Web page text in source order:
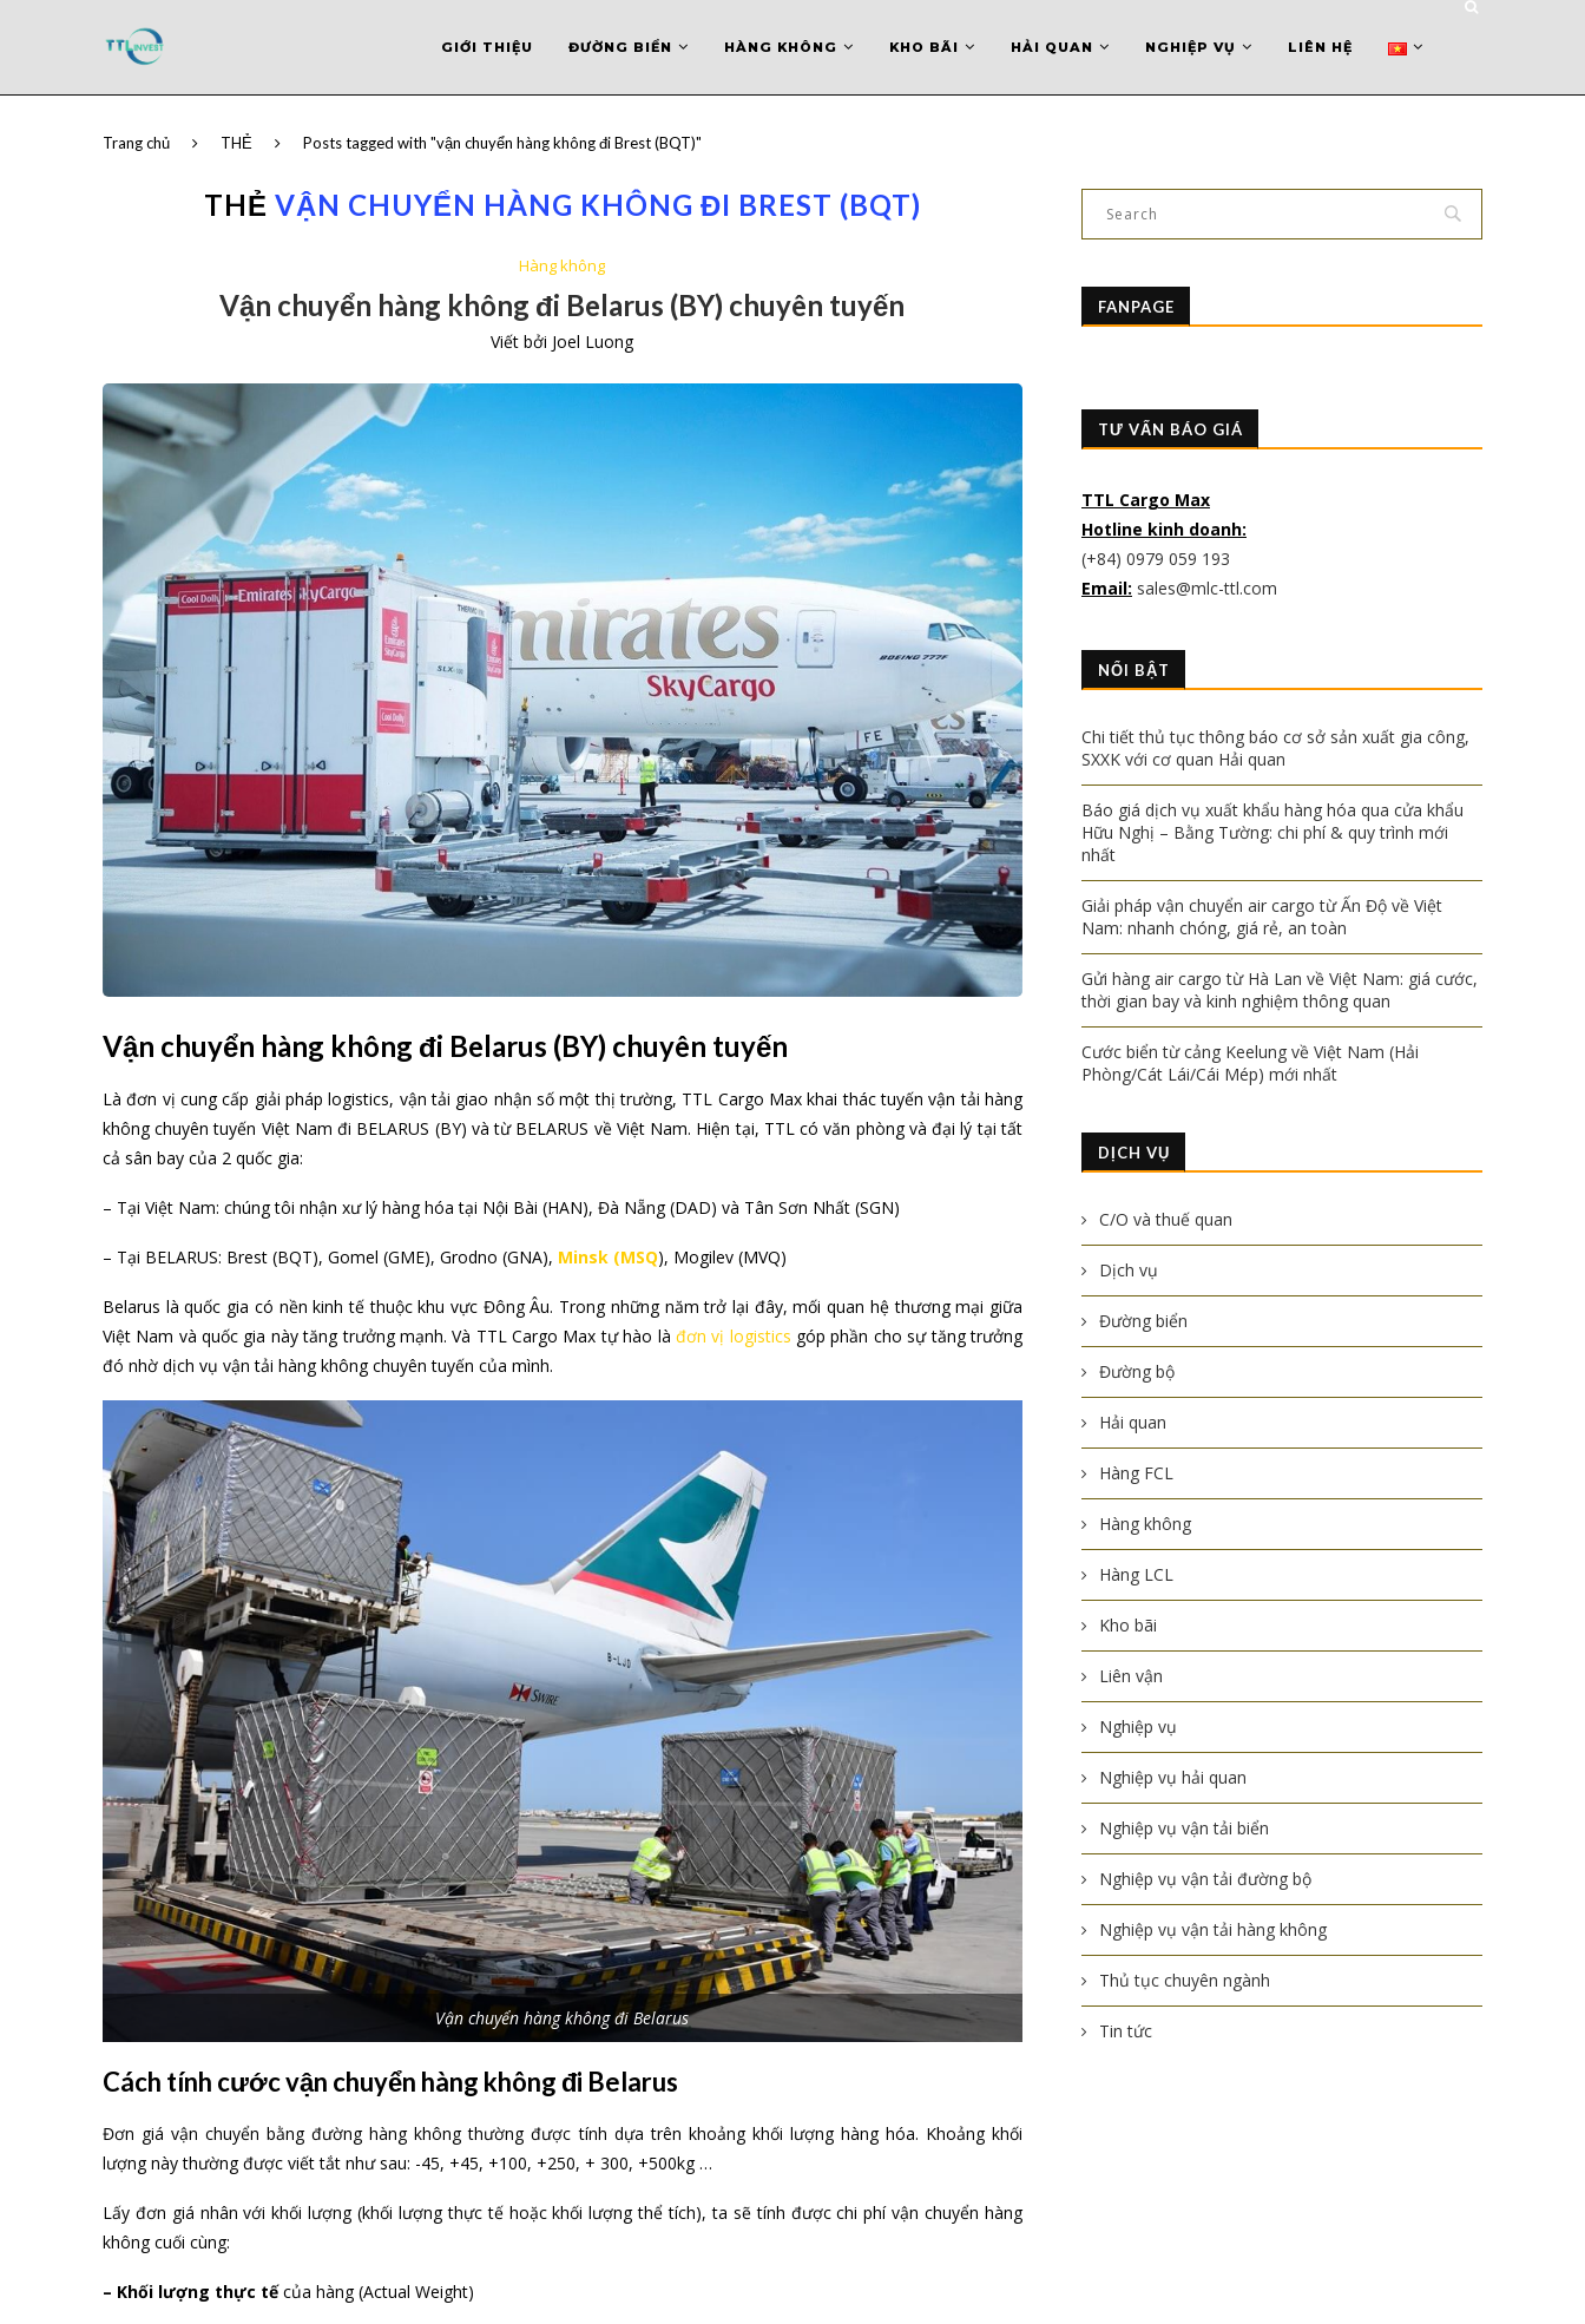
GIỚI THIỆU ĐƯỜNG BIỂN HÀNG KHÔNG KHO BÃI HẢI QUAN NGHIỆP VỤ LIÊN HỆ
Trang chủ THẺ Posts tagged with "vận chuyển hàng không đi Brest (BQT)"
THẺ VẬN CHUYỂN HÀNG KHÔNG ĐI BREST (BQT)
Hàng không
Vận chuyển hàng không đi Belarus (BY) chuyên tuyến
Viết bởi Joel Luong
Vận chuyển hàng không đi Belarus (BY) chuyên tuyến
Là đơn vị cung cấp giải pháp logistics, vận tải giao nhận số một thị trường, TTL Cargo Max khai thác tuyến vận tải hàng
không chuyên tuyến Việt Nam đi BELARUS (BY) và từ BELARUS về Việt Nam. Hiện tại, TTL có văn phòng và đại lý tại tất
cả sân bay của 2 quốc gia:
– Tại Việt Nam: chúng tôi nhận xư lý hàng hóa tại Nội Bài (HAN), Đà Nẵng (DAD) và Tân Sơn Nhất (SGN)
– Tại BELARUS: Brest (BQT), Gomel (GME), Grodno (GNA), Minsk (MSQ), Mogilev (MVQ)
Belarus là quốc gia có nền kinh tế thuộc khu vực Đông Âu. Trong những năm trở lại đây, mối quan hệ thương mại giữa
Việt Nam và quốc gia này tăng trưởng mạnh. Và TTL Cargo Max tự hào là đơn vị logistics góp phần cho sự tăng trưởng
đó nhờ dịch vụ vận tải hàng không chuyên tuyến của mình.
Vận chuyển hàng không đi Belarus
Cách tính cước vận chuyển hàng không đi Belarus
Đơn giá vận chuyển bằng đường hàng không thường được tính dựa trên khoảng khối lượng hàng hóa. Khoảng khối
lượng này thường được viết tắt như sau: -45, +45, +100, +250, + 300, +500kg …
Lấy đơn giá nhân với khối lượng (khối lượng thực tế hoặc khối lượng thể tích), ta sẽ tính được chi phí vận chuyển hàng
không cuối cùng:
– Khối lượng thực tếcủa hàng (Actual Weight)
FANPAGE
TƯ VẤN BÁO GIÁ
TTL Cargo Max
Hotline kinh doanh:
(+84) 0979 059 193
Email: sales@mlc-ttl.com
NỔI BẬT
Chi tiết thủ tục thông báo cơ sở sản xuất gia công,
SXXK với cơ quan Hải quan
Báo giá dịch vụ xuất khẩu hàng hóa qua cửa khẩu
Hữu Nghị – Bằng Tường: chi phí & quy trình mới
nhất
Giải pháp vận chuyển air cargo từ Ấn Độ về Việt
Nam: nhanh chóng, giá rẻ, an toàn
Gửi hàng air cargo từ Hà Lan về Việt Nam: giá cước,
thời gian bay và kinh nghiệm thông quan
Cước biển từ cảng Keelung về Việt Nam (Hải
Phòng/Cát Lái/Cái Mép) mới nhất
DỊCH VỤ
C/O và thuế quan
Dịch vụ
Đường biển
Đường bộ
Hải quan
Hàng FCL
Hàng không
Hàng LCL
Kho bãi
Liên vận
Nghiệp vụ
Nghiệp vụ hải quan
Nghiệp vụ vận tải biển
Nghiệp vụ vận tải đường bộ
Nghiệp vụ vận tải hàng không
Thủ tục chuyên ngành
Tin tức